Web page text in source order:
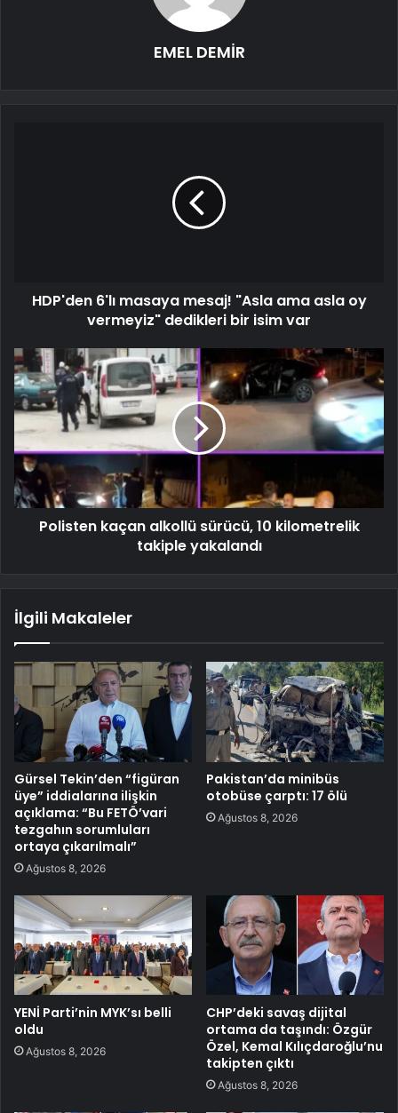
EMEL DEMİR
HDP'den 6'lı masaya mesaj! "Asla ama asla oy
vermeyiz" dedikleri bir isim var
Polisten kaçan alkollü sürücü, 10 kilometrelik
takiple yakalandı
İlgili Makaleler
Gürsel Tekin’den “figüran
üye” iddialarına ilişkin
açıklama: “Bu FETÖ’vari
tezgahın sorumluları
ortaya çıkarılmalı”
Ağustos 8, 2026
Pakistan’da minibüs
otobüse çarptı: 17 ölü
Ağustos 8, 2026
YENİ Parti’nin MYK’sı belli
oldu
Ağustos 8, 2026
CHP’deki savaş dijital
ortama da taşındı: Özgür
Özel, Kemal Kılıçdaroğlu’nu
takipten çıktı
Ağustos 8, 2026